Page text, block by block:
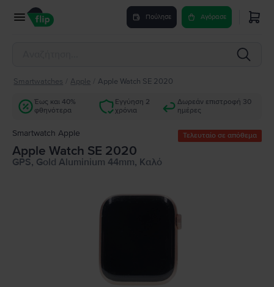
Πούλησε Αγόρασε
Smartwatches Apple Apple Watch SE 2020
Έως και 40%
φθηνότερα
Εγγύηση 2
χρόνια
Δωρεάν επιστροφή 30
ημέρες
Smartwatch Apple Τελευταίο σε απόθεμα
Apple Watch SE 2020
GPS, Gold Aluminium 44mm, Καλό